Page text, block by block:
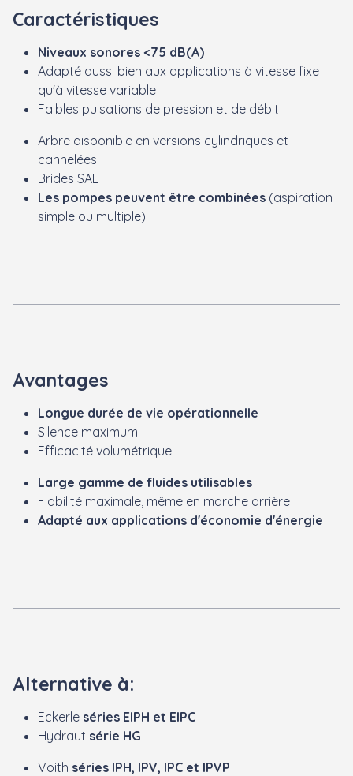
Caractéristiques
Niveaux sonores <75 dB(A)
Adapté aussi bien aux applications à vitesse fixe
qu'à vitesse variable
Faibles pulsations de pression et de débit
Arbre disponible en versions cylindriques et
cannelées
Brides SAE
Les pompes peuvent être combinées (aspiration
simple ou multiple)
Avantages
Longue durée de vie opérationnelle
Silence maximum
Efficacité volumétrique
Large gamme de fluides utilisables
Fiabilité maximale, même en marche arrière
Adapté aux applications d'économie d'énergie
Alternative à:
Eckerle séries EIPH et EIPC
Hydraut série HG
Voith séries IPH, IPV, IPC et IPVP